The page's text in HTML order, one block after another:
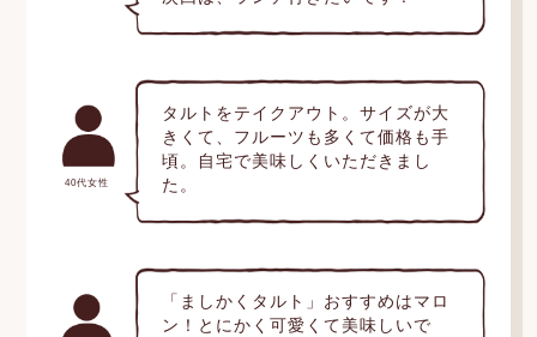
40代女性
タルトをテイクアウト。サイズが大
きくて、フルーツも多くて価格も手
頃。自宅で美味しくいただきまし
た。
「ましかくタルト」おすすめはマロ
ン！とにかく可愛くて美味しいで